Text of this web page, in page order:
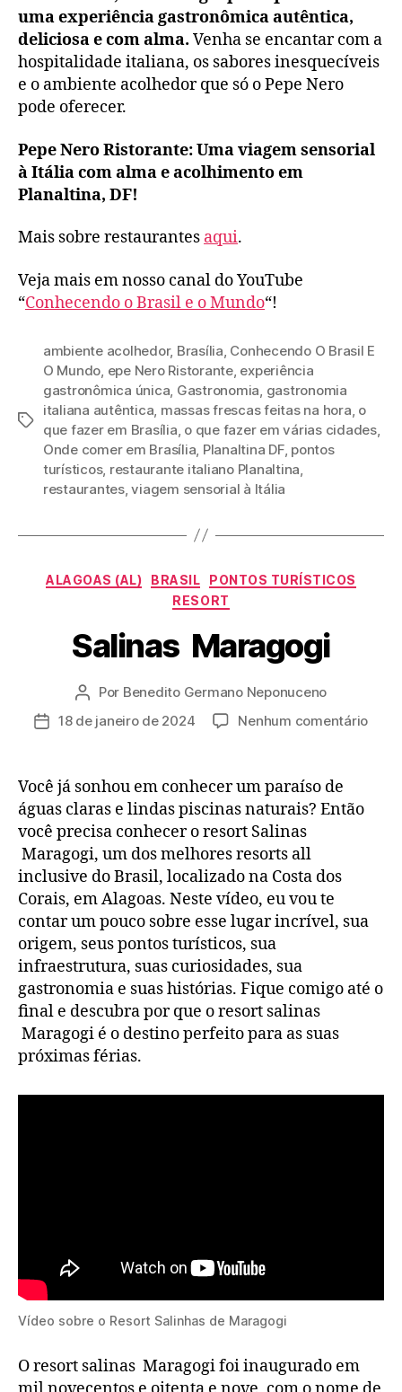
uma experiência gastronômica autêntica,
deliciosa e com alma. Venha se encantar com a
hospitalidade italiana, os sabores inesquecíveis
e o ambiente acolhedor que só o Pepe Nero
pode oferecer.
Pepe Nero Ristorante: Uma viagem sensorial
à Itália com alma e acolhimento em
Planaltina, DF!
Mais sobre restaurantes aqui.
Veja mais em nosso canal do YouTube
“Conhecendo o Brasil e o Mundo“!
Tags
ambiente acolhedor, Brasília Conhecendo O Brasil E
O Mundo epe Nero Ristorante, experiência
gastronômica única Gastronomia gastronomia
italiana autêntica massas frescas feitas na hora o
que fazer em Brasília o que fazer em várias cidades,
Onde comer em Brasília Planaltina DF, pontos
turísticos, restaurante italiano Planaltina
restaurantes,viagem sensorial à Itália
Categorias
ALAGOAS (AL) BRASIL
PONTOS TURÍSTICOS
RESORT
Salinas Maragogi
Autor
do
post
Por Benedito Germano Neponuceno
Data18 de janeiro de 2024 Nenhum comentárioem
Você já sonhou em conhecer um paraíso de
águas claras e lindas piscinas naturais? Então
você precisa conhecer o resort Salinas
Maragogi, um dos melhores resorts all
inclusive do Brasil, localizado na Costa dos
Corais, em Alagoas. Neste vídeo, eu vou te
contar um pouco sobre esse lugar incrível, sua
origem, seus pontos turísticos, sua
infraestrutura, suas curiosidades, sua
gastronomia e suas histórias. Fique comigo até o
final e descubra por que o resort salinas
Maragogi é o destino perfeito para as suas
próximas férias.
Vídeo sobre o Resort Salinhas de Maragogi
O resort salinas Maragogi foi inaugurado em